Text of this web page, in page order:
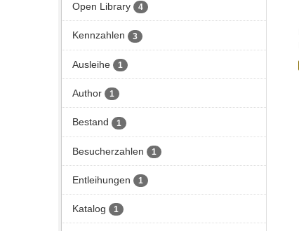
Open Library 4
Kennzahlen 3
Ausleihe 1
Author 1
Bestand 1
Besucherzahlen 1
Entleihungen 1
Katalog 1